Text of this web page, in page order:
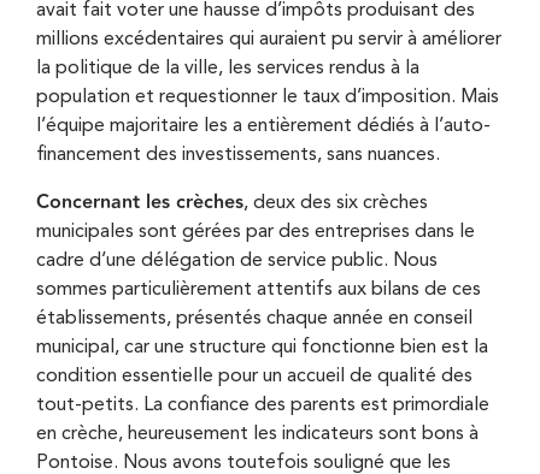
avait fait voter une hausse d’impôts produisant des
millions excédentaires qui auraient pu servir à améliorer
la politique de la ville, les services rendus à la
population et requestionner le taux d’imposition. Mais
l’équipe majoritaire les a entièrement dédiés à l’auto-
financement des investissements, sans nuances.
Concernant les crèches, deux des six crèches
municipales sont gérées par des entreprises dans le
cadre d’une délégation de service public. Nous
sommes particulièrement attentifs aux bilans de ces
établissements, présentés chaque année en conseil
municipal, car une structure qui fonctionne bien est la
condition essentielle pour un accueil de qualité des
tout-petits. La confiance des parents est primordiale
en crèche, heureusement les indicateurs sont bons à
Pontoise. Nous avons toutefois souligné que les